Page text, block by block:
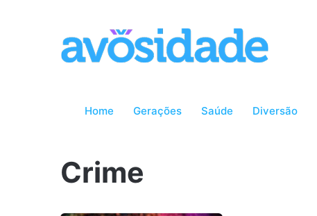
Home Gerações Saúde Diversão
Crime